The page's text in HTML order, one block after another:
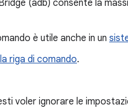
(adb) consente la
è utile anche in un
riga di comando.
voler ignorare le